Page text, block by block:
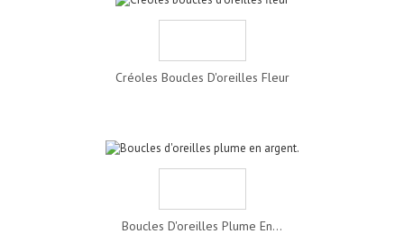
Créoles Boucles D'oreilles Fleur
Boucles D'oreilles Plume En...